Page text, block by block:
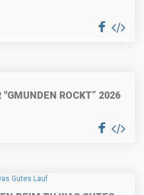
ROCKT” 2026